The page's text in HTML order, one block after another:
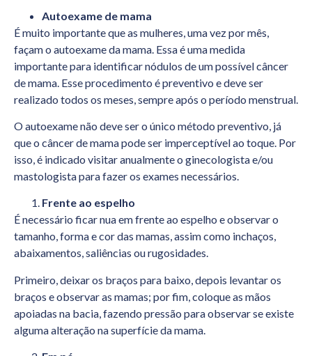
Autoexame de mama
É muito importante que as mulheres, uma vez por mês,
façam o autoexame da mama. Essa é uma medida
importante para identificar nódulos de um possível câncer
de mama. Esse procedimento é preventivo e deve ser
realizado todos os meses, sempre após o período menstrual.
O autoexame não deve ser o único método preventivo, já
que o câncer de mama pode ser imperceptível ao toque. Por
isso, é indicado visitar anualmente o ginecologista e/ou
mastologista para fazer os exames necessários.
Frente ao espelho
É necessário ficar nua em frente ao espelho e observar o
tamanho, forma e cor das mamas, assim como inchaços,
abaixamentos, saliências ou rugosidades.
Primeiro, deixar os braços para baixo, depois levantar os
braços e observar as mamas; por fim, coloque as mãos
apoiadas na bacia, fazendo pressão para observar se existe
alguma alteração na superfície da mama.